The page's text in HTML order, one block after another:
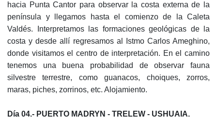
hacia Punta Cantor para observar la costa externa de la
península y llegamos hasta el comienzo de la Caleta
Valdés. Interpretamos las formaciones geológicas de la
costa y desde allí regresamos al Istmo Carlos Ameghino,
donde visitamos el centro de interpretación. En el camino
tenemos una buena probabilidad de observar fauna
silvestre terrestre, como guanacos, choiques, zorros,
maras, piches, zorrinos, etc. Alojamiento.
Día 04.- PUERTO MADRYN - TRELEW - USHUAIA.